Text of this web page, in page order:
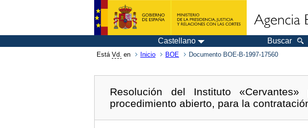
Castellano Buscar
Está Vd. en Inicio BOE Documento BOE-B-1997-17560
Resolución del Instituto
procedimiento abierto, para la